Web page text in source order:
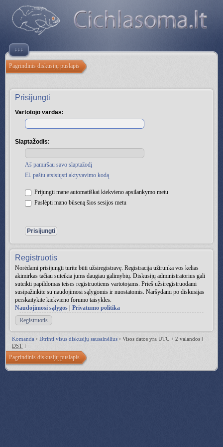
↓↓↓
Pagrindinis diskusijų puslapis
Prisijungti
Vartotojo vardas:
Slaptažodis:
Aš pamiršau savo slaptažodį
El. paštu atsisiųsti aktyvavimo kodą
Prijungti mane automatiškai kiekvieno apsilankymo metu
Paslėpti mano būseną šios sesijos metu
Registruotis
Norėdami prisijungti turite būti užsiregistravę. Registracija užtrunka vos kelias
akimirkas tačiau suteikia jums daugiau galimybių. Diskusijų administratorius gali
suteikti papildomas teises registruotiems vartotojams. Prieš užsiregistruodami
susipažinkite su naudojimosi sąlygomis ir nuostatomis. Naršydami po diskusijas
perskaitykite kiekvieno forumo taisykles.
Naudojimosi sąlygos
Privatumo politika
Registruotis
Komanda • Ištrinti visus diskusijų sausainėlius • Visos datos yra UTC + 2 valandos [
DST ]
Pagrindinis diskusijų puslapis